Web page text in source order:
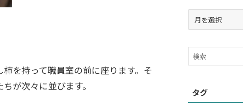
を持って職員室の前に座ります。そ
が次々に並びます。
記
事
タグ